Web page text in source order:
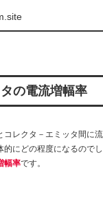
の電流増幅率
コレクタ－エミッタ間に
にどの程度になるので
幅率です。